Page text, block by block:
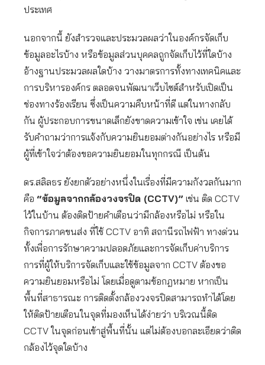
ประเทศ
นอกจากนี้ ยังสำรวจและประมวลผลว่าในองค์กรจัดเก็บ
ข้อมูลอะไรบ้าง หรือข้อมูลส่วนบุคคลถูกจัดเก็บไว้ที่ใดบ้าง
อ้างฐานประมวลผลใดบ้าง วางมาตรการทั้งทางเทคนิคและ
การบริหารองค์กร ตลอดจนพัฒนาเว็บไซต์สำหรับเปิดเป็น
ช่องทางร้องเรียน ซึ่งเป็นความคืบหน้าที่ดี แต่ในทางกลับ
กัน ผู้ประกอบการขนาดเล็กยังขาดความเข้าใจ เช่น เคยได้
รับคำถามว่าการแจ้งกับความยินยอมต่างกันอย่างไร หรือมี
ผู้ที่เข้าใจว่าต้องขอความยินยอมในทุกกรณี เป็นต้น
ดร.สลิลธร ยังยกตัวอย่างหนึ่งในเรื่องที่มีความกังวลกันมาก
คือ “ข้อมูลจากกล้องวงจรปิด (CCTV)” เช่น ติด CCTV
ไว้ในบ้าน ต้องติดป้ายคำเตือนว่ามีกล้องหรือไม่ หรือใน
กิจการภาคขนส่ง ที่ใช้ CCTV อาทิ สถานีรถไฟฟ้า ทางด่วน
ทั้งเพื่อการรักษาความปลอดภัยและการจัดเก็บค่าบริการ
การที่ผู้ให้บริการจัดเก็บและใช้ข้อมูลจาก CCTV ต้องขอ
ความยินยอมหรือไม่ โดยเมื่อดูตามข้อกฎหมาย หากเป็น
พื้นที่สาธารณะ การติดตั้งกล้องวงจรปิดสามารถทำได้โดย
ให้ติดป้ายเตือนในจุดที่มองเห็นได้ง่ายว่า บริเวณนี้ติด
CCTV ในจุดก่อนเข้าสู่พื้นที่นั้น แต่ไม่ต้องบอกละเอียดว่าติด
กล้องไว้จุดใดบ้าง